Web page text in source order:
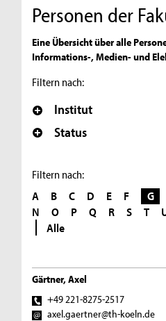
Personen der
Eine Übersicht über alle
Informations-, Medien- und
Filtern nach:
Institut
Status
Filtern nach:
A B C D E F G
N
O P Q R S T
Alle
Gärtner, Axel
+49 221-8275-2517
axel.gaertner@th-koeln.de